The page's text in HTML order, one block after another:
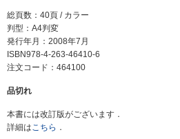
総頁数：40頁 / カラー
判型：A4判変
発行年月：2008年7月
ISBN978-4-263-46410-6
注文コード：464100
品切れ
本書には改訂版がございます．
詳細はこちら ．